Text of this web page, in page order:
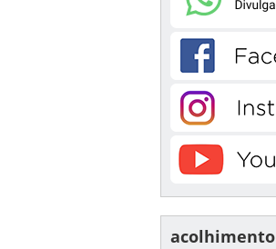
acolhimento